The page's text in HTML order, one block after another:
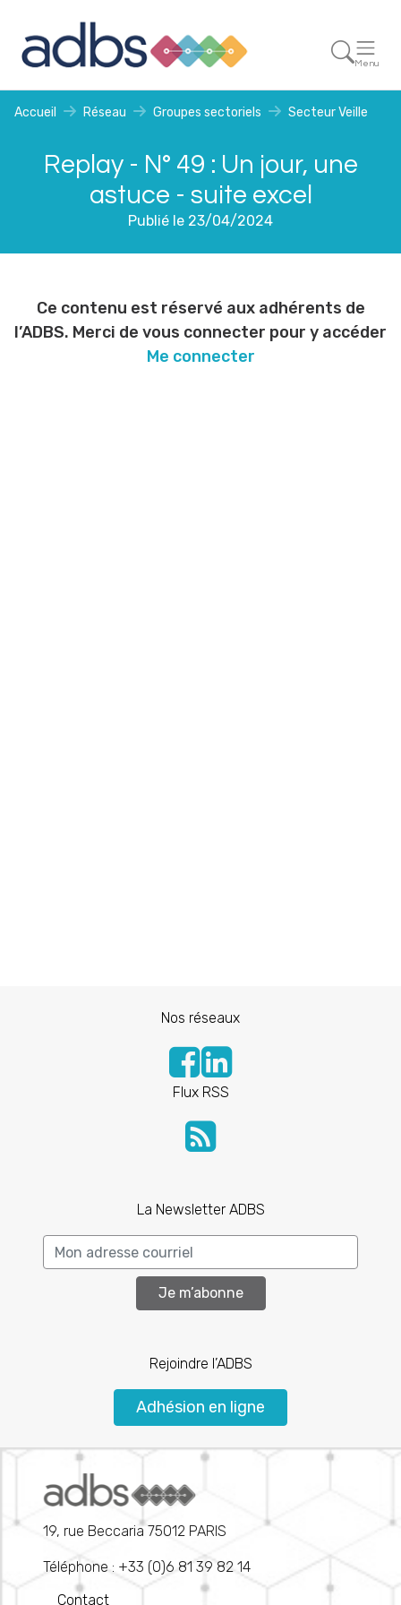
Menu
Accueil Réseau Groupes sectoriels Secteur Veille
Replay - N° 49 : Un jour, une
astuce - suite excel
Publié le 23/04/2024
Ce contenu est réservé aux adhérents de
l’ADBS. Merci de vous connecter pour y accéder
Me connecter
Nos réseaux
Flux RSS
La Newsletter ADBS
Je m’abonne
Rejoindre l’ADBS
Adhésion en ligne
19, rue Beccaria 75012 PARIS
Téléphone : +33 (0)6 81 39 82 14
Contact